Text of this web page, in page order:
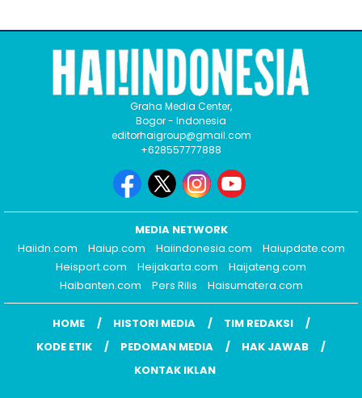
Graha Media Center,
Bogor - Indonesia
editorhaigroup@gmail.com
+628557777888
MEDIA NETWORK
Haiidn.com
Haiup.com Haiindonesia.com
Haiupdate.com
Heisport.com
Heijakarta.com
Haijateng.com
Haibanten.com
Pers Rilis Haisumatera.com
HOME HISTORI MEDIA
TIM REDAKSI
KODE ETIK
PEDOMAN MEDIA
HAK JAWAB
KONTAK IKLAN